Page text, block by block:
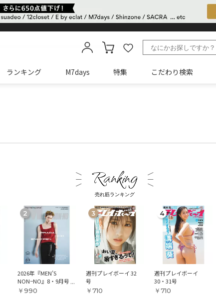
ランキング M7days 特集 こだわり検索
売れ筋ランキング
2026年『MEN’S
NON−NO』8・9月号
￥990
週刊プレイボーイ 32
号
￥710
週刊プレイボーイ
30・31号
￥710